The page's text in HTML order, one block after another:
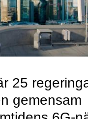
25
gemensam